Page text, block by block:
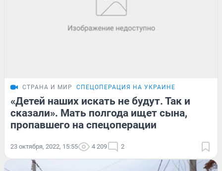
СТРАНА И МИР СПЕЦОПЕРАЦИЯ НА УКРАИНЕ
«Детей наших искать не будут. Так и
сказали». Мать полгода ищет сына,
пропавшего на спецоперации
23 октября, 2022, 15:55 4 209 2